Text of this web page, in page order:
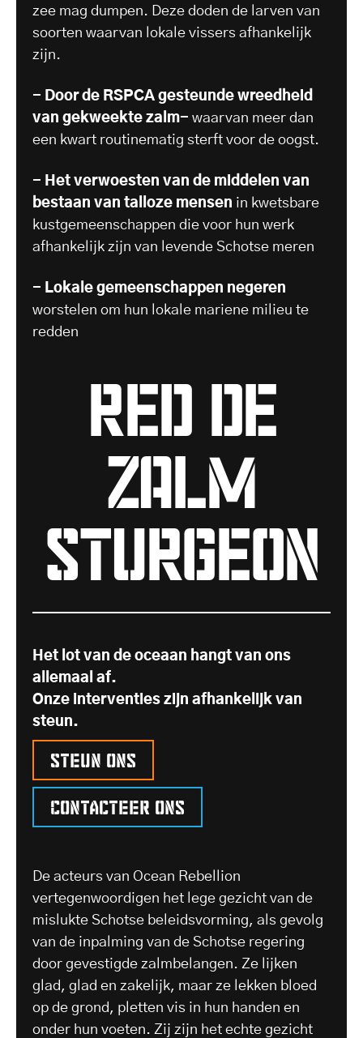
zee mag dumpen. Deze doden de larven van
soorten waarvan lokale vissers afhankelijk
zijn.
- Door de RSPCA gesteunde wreedheid
van gekweekte zalm- waarvan meer dan
een kwart routinematig sterft voor de oogst.
- Het verwoesten van de middelen van
bestaan van talloze mensen in kwetsbare
kustgemeenschappen die voor hun werk
afhankelijk zijn van levende Schotse meren
- Lokale gemeenschappen negeren
worstelen om hun lokale mariene milieu te
redden
RED DE
ZALM
STURGEON
Het lot van de oceaan hangt van ons
allemaal af.
Onze interventies zijn afhankelijk van
steun.
Steun ons
Contacteer ons
De acteurs van Ocean Rebellion
vertegenwoordigen het lege gezicht van de
mislukte Schotse beleidsvorming, als gevolg
van de inpalming van de Schotse regering
door gevestigde zalmbelangen. Ze lijken
glad, glad en zakelijk, maar ze lekken bloed
op de grond, pletten vis in hun handen en
onder hun voeten. Zij zijn het echte gezicht